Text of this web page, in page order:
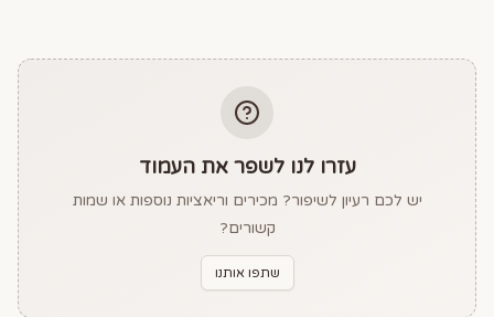
עזרו לנו לשפר את העמוד
יש לכם רעיון לשיפור? מכירים וריאציות נוספות או שמות
קשורים?
שתפו אותנו